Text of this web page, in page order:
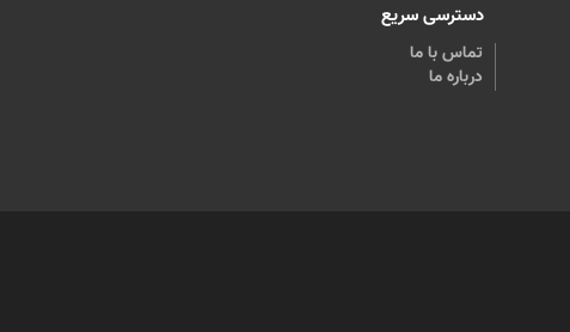
دسترسی سریع
تماس با ما
درباره ما